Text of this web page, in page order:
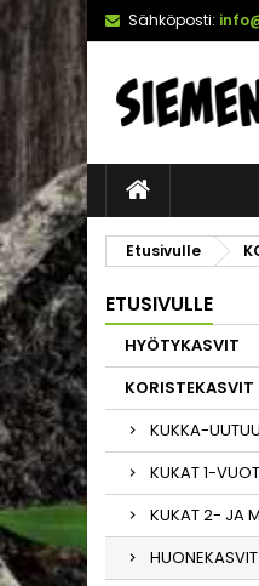
Sähköposti:
Etusivulle
ETUSIVULLE
HYÖTYKASVIT
KORISTEKASVIT
KUKKA-
KUKAT 1-
KUKAT 2- JA
HUONEKASVIT